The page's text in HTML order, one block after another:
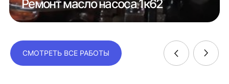
Ремонт масло насоса 1к62
СМОТРЕТЬ ВСЕ РАБОТЫ